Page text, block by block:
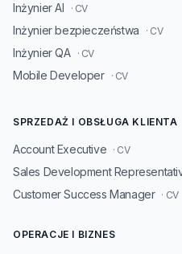
Inżynier AI · CV
Inżynier bezpieczeństwa · CV
Inżynier QA · CV
Mobile Developer · CV
SPRZEDAŻ I OBSŁUGA KLIENTA
Account Executive · CV
Sales Development
Customer Success Manager · CV
OPERACJE I BIZNES